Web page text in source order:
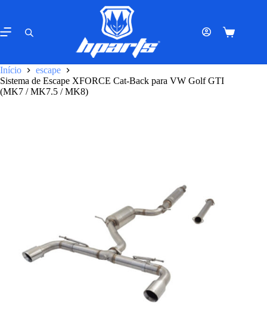
o
conteúdo
Carrinho
Início
escape
Sistema de Escape XFORCE Cat-Back para VW Golf GTI
(MK7 / MK7.5 / MK8)